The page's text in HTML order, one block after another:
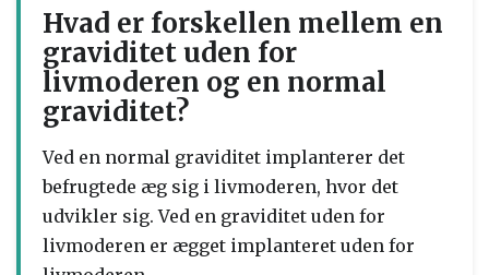
Hvad er forskellen mellem en
graviditet uden for
livmoderen og en normal
graviditet?
Ved en normal graviditet implanterer det
befrugtede æg sig i livmoderen, hvor det
udvikler sig. Ved en graviditet uden for
livmoderen er ægget implanteret uden for